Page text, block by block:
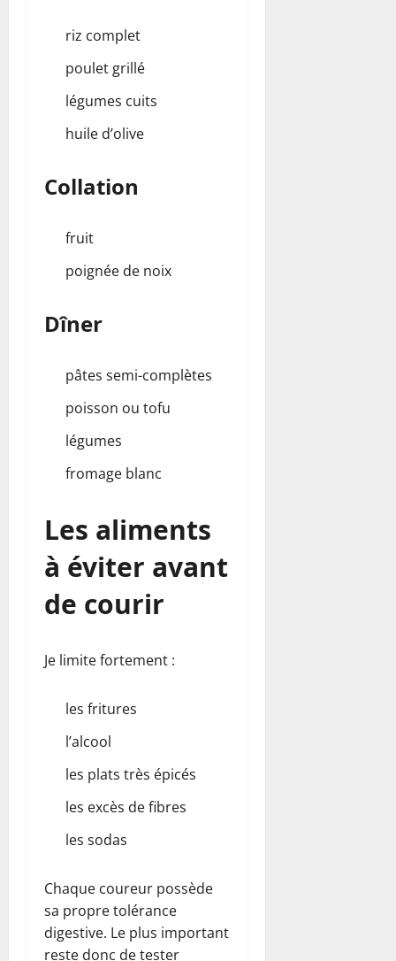
riz complet
poulet grillé
légumes cuits
huile d’olive
Collation
fruit
poignée de noix
Dîner
pâtes semi-complètes
poisson ou tofu
légumes
fromage blanc
Les aliments
à éviter avant
de courir
Je limite fortement :
les fritures
l’alcool
les plats très épicés
les excès de fibres
les sodas
Chaque coureur possède
sa propre tolérance
digestive. Le plus important
reste donc de tester